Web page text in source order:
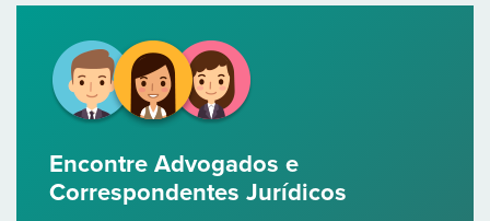
Encontre Advogados e
Correspondentes Jurídicos